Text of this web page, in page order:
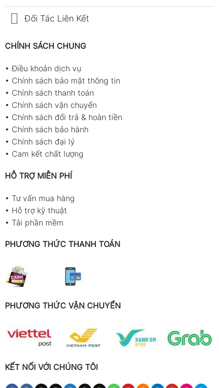
LH2.
phản ứng nhiệt.
sản xuất cơ khí.
Phụ kiện đi kèm
Host (máy chính) × 1
Thermocouple 1 × 1
Thermocouple 2 × 1
Pin 1.5V × 3
Hướng dẫn sử dụng × 1
Hộp màu × 1
Hướng dẫn sử dụng & lưu ý khi đo
sử dụng cặp nhiệt điện (thermocouple) loại K để
kiểm tra. Nhờ hệ thống cảm biến đôi T1/T2, máy
cho phép theo dõi hai điểm đo cùng lúc và tính
trong bảo trì điện – lạnh, HVAC, gia công cơ khí,
Để đảm bảo các phép đo ổn định và giảm tối đa
đây.
Đối Tác Liên Kết
CHÍNH SÁCH CHUNG
•Điều khoản dịch vụ
• Chính sách bảo mật thông tin
• Chính sách thanh toán
• Chính sách vận chuyển
• Chính sách đổi trả & hoàn tiền
• Chính sách bảo hành
• Chính sách đại lý
• Cam kết chất lượng
HỖ TRỢ MIỄN PHÍ
• Tư vấn mua hàng
• Hỗ trợ kỹ thuật
• Tải phần mềm
PHƯƠNG THỨC THANH TOÁN
PHƯƠNG THỨC VẬN CHUYỂN
KẾT NỐI VỚI CHÚNG TÔI